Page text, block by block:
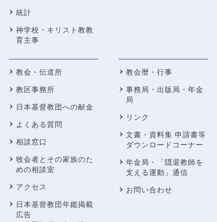
統計
神学校・キリスト教教
育主事
教会・伝道所
教区事務所
日本基督教団への献金
よくある質問
相談窓口
牧会者とその家族のた
めの相談室
アクセス
日本基督教団年鑑掲載
広告
教会暦・行事
事務局・出版局・年金
局
リンク
文書・資料集 申請書等
ダウンロードコーナー
年金局・
「隠退教師を
支える運動」通信
お問い合わせ